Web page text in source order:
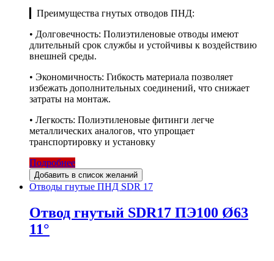
▎Преимущества гнутых отводов ПНД:
• Долговечность: Полиэтиленовые отводы имеют
длительный срок службы и устойчивы к воздействию
внешней среды.
• Экономичность: Гибкость материала позволяет
избежать дополнительных соединений, что снижает
затраты на монтаж.
• Легкость: Полиэтиленовые фитинги легче
металлических аналогов, что упрощает
транспортировку и установку
Подробнее
Добавить в список желаний
Отводы гнутые ПНД SDR 17
Отвод гнутый SDR17 ПЭ100 Ø63
11°